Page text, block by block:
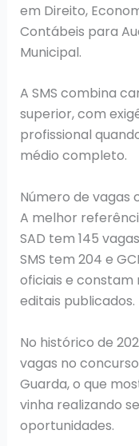
em Direito,
Contábeis para
Municipal.
A SMS combina
superior, com
profissional
médio completo.
Número de vagas
A melhor
SAD tem 145
SMS tem 204 e
oficiais e constam
editais publicados.
No histórico de
vagas no
Guarda, o que
vinha realizando
oportunidades.